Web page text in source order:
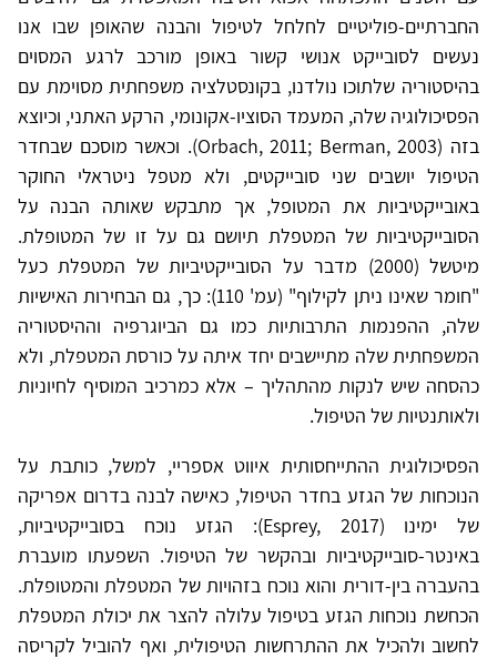
החברתיים-פוליטיים לחלחל לטיפול והבנה שהאופן שבו אנו
נעשים לסובייקט אנושי קשור באופן מורכב לרגע המסוים
בהיסטוריה שלתוכו נולדנו, בקונסטלציה משפחתית מסוימת עם
הפסיכולוגיה שלה, המעמד הסוציו-אקונומי, הרקע האתני, וכיוצא
בזה (Orbach, 2011; Berman, 2003). וכאשר מוסכם שבחדר
הטיפול יושבים שני סובייקטים, ולא מטפל ניטראלי החוקר
באובייקטיביות את המטופל, אך מתבקש שאותה הבנה על
הסובייקטיביות של המטפלת תיושם גם על זו של המטופלת.
מיטשל (2000) מדבר על הסובייקטיביות של המטפלת כעל
"חומר שאינו ניתן לקילוף" (עמ' 110): כך, גם הבחירות האישיות
שלה, ההפנמות התרבותיות כמו גם הביוגרפיה וההיסטוריה
המשפחתית שלה מתיישבים יחד איתה על כורסת המטפלת, ולא
כהסחה שיש לנקות מהתהליך – אלא כמרכיב המוסיף לחיוניות
ולאותנטיות של הטיפול.
הפסיכולוגית ההתייחסותית איווט אספריי, למשל, כותבת על
הנוכחות של הגזע בחדר הטיפול, כאישה לבנה בדרום אפריקה
של ימינו (Esprey, 2017): הגזע נוכח בסובייקטיביות,
באינטר-סובייקטיביות ובהקשר של הטיפול. השפעתו מועברת
בהעברה בין-דורית והוא נוכח בזהויות של המטפלת והמטופלת.
הכחשת נוכחות הגזע בטיפול עלולה להצר את יכולת המטפלת
לחשוב ולהכיל את ההתרחשות הטיפולית, ואף להוביל לקריסה